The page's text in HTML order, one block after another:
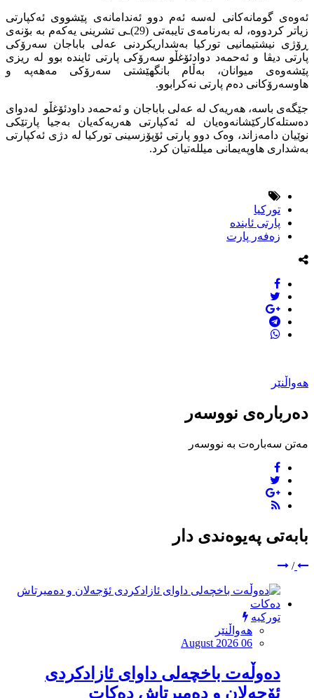
ئەوەی گومانەکانی لەسە ئەم دوو ئەندامانەی پێشووی ئەکپارتی
زیاتر کردووە، لە بەرنامەی تایبەتی (29)ـی تشرینی یەکەم بە بۆنەی
ڕۆژی نیشتیمانیی تورکیا بەشداریکردنی عەلی باباجان سەرۆکی
پارتی دیڤا و ئەحمەد دوادئۆغڵو سەرۆکی پارتی ئایندە بوو لە ریزی
پێشەوەی میوانان، بەڵام بانگهێشتی سەرۆکی مەهەپە و
هاوسەرۆکانی دەم پارتی نەکرابوو.
جێگەی باسە، هەریەک لە عەلی باباجان و ئەحمەد داودئۆغڵو لەدوای
دەستلەکارکێشانەوەیان لە ئەکپارتی هەریەکەیان بەجیا پارتێکی
نوێیان دامەزاند، وەک دوو پارتی ئۆپۆزسینی تورکیا لە دژی ئەکپارتی
بەشداری هاوپەیمانی میللەتیان کرد.
توركیا
پارتی ئایندە
زەفەر پارت
هەواڵنێر
دەربارەی نووسەر
مەتن سەبارەت بە نووسەر
بابەتی پەیوەندی دار
/
تورکیە
هەواڵنێر
August 2026 06
دەوڵەت باخچەلی داوای ئازادکردی
ئۆجەلان و دەمیرتاش دەکات